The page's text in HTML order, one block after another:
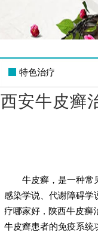
特色治疗
西安牛皮癣
牛皮癣，是一种常
感染学说、代谢障碍学
疗哪家好， 陕西牛皮癣
牛皮癣患者的免疫系统